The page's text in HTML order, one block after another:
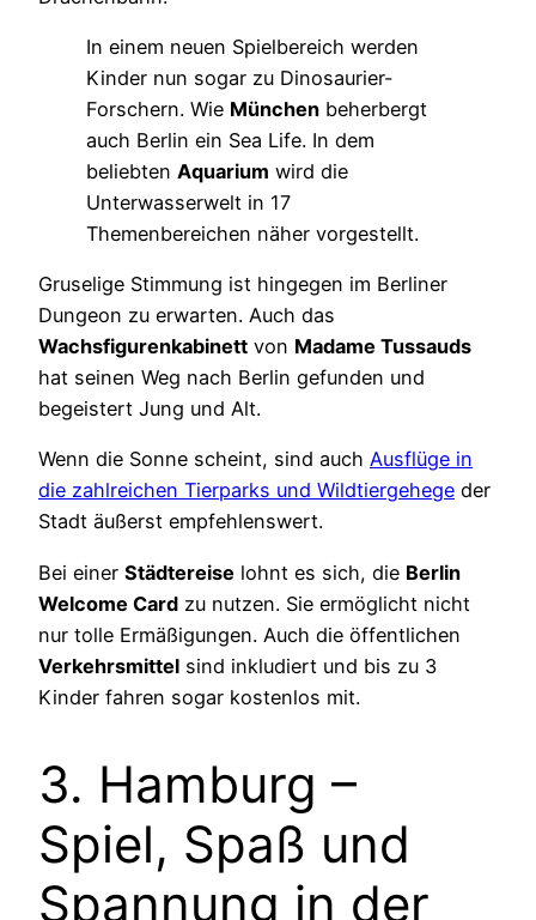
In einem neuen Spielbereich werden
Kinder nun sogar zu Dinosaurier-
Forschern. Wie München beherbergt
auch Berlin ein Sea Life. In dem
beliebten Aquarium wird die
Unterwasserwelt in 17
Themenbereichen näher vorgestellt.
Gruselige Stimmung ist hingegen im Berliner
Dungeon zu erwarten. Auch das
Wachsfigurenkabinett von Madame Tussauds
hat seinen Weg nach Berlin gefunden und
begeistert Jung und Alt.
Wenn die Sonne scheint, sind auch Ausflüge in
die zahlreichen Tierparks und Wildtiergehege der
Stadt äußerst empfehlenswert.
Bei einer Städtereise lohnt es sich, die Berlin
Welcome Card zu nutzen. Sie ermöglicht nicht
nur tolle Ermäßigungen. Auch die öffentlichen
Verkehrsmittel sind inkludiert und bis zu 3
Kinder fahren sogar kostenlos mit.
3. Hamburg –
Spiel, Spaß und
Spannung in der